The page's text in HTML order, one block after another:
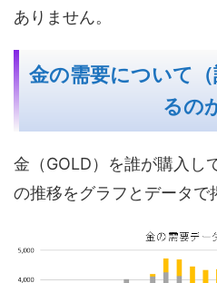
ありません。
金の需要について
るの
金（GOLD）を誰が購入し
の推移をグラフとデータで